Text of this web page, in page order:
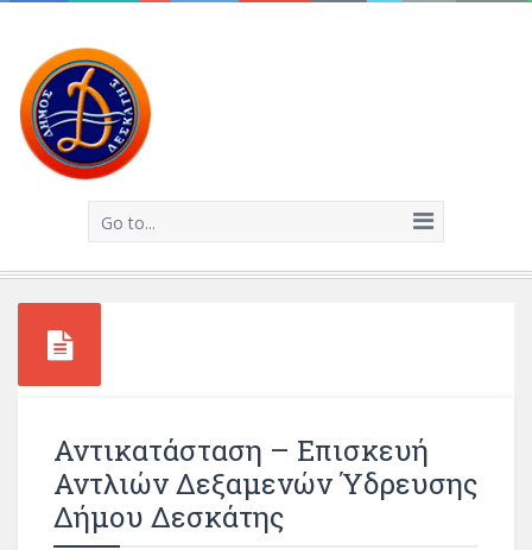
Go to...
Αντικατάσταση – Επισκευή
Αντλιών Δεξαμενών Ύδρευσης
Δήμου Δεσκάτης